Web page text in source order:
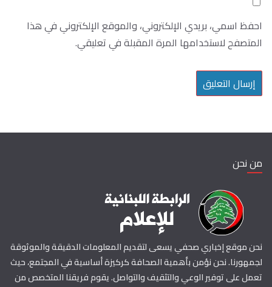
احفظ اسمي، بريدي الإلكتروني، والموقع الإلكتروني في هذا
المتصفح لاستخدامها المرة المقبلة في تعليقي.
من نحن
نحن موقع إخباري صحفي يسعى لتقديم المعلومات الدقيقة والموثوقة
لجمهورنا. نحن نؤمن بأهمية الصحافة كركيزة أساسية في المجتمع، حيث
تعمل على توفير الوعي والتثقيف والتواصل. يقوم فريقنا المتخصص من